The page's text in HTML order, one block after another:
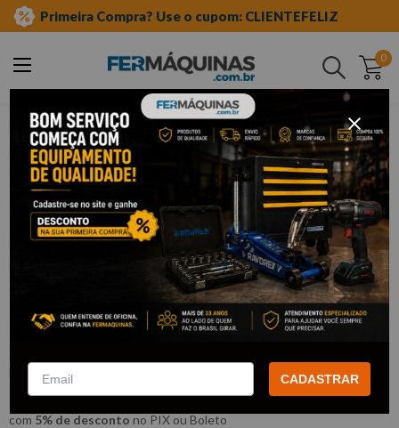
Primeira Compra? Use o cupom: CLIENTEFELIZ
0
Buscar
ferramentas manuais soquete tipo tork
Chave Soquete Ribe Longa 3/8" x M7 -
KING TONY
KING TONY
R$27,57
com 5% de desconto no PIX ou Boleto
CADASTRAR